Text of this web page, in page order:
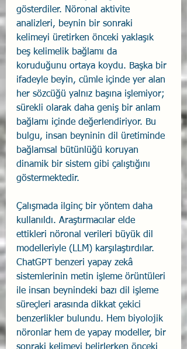
gösterdiler. Nöronal aktivite
analizleri, beynin bir sonraki
kelimeyi üretirken önceki yaklaşık
beş kelimelik bağlamı da
koruduğunu ortaya koydu. Başka bir
ifadeyle beyin, cümle içinde yer alan
her sözcüğü yalnız başına işlemiyor;
sürekli olarak daha geniş bir anlam
bağlamı içinde değerlendiriyor. Bu
bulgu, insan beyninin dil üretiminde
bağlamsal bütünlüğü koruyan
dinamik bir sistem gibi çalıştığını
göstermektedir.
Çalışmada ilginç bir yöntem daha
kullanıldı. Araştırmacılar elde
ettikleri nöronal verileri büyük dil
modelleriyle (LLM) karşılaştırdılar.
ChatGPT benzeri yapay zekâ
sistemlerinin metin işleme örüntüleri
ile insan beynindeki bazı dil işleme
süreçleri arasında dikkat çekici
benzerlikler bulundu. Hem biyolojik
nöronlar hem de yapay modeller, bir